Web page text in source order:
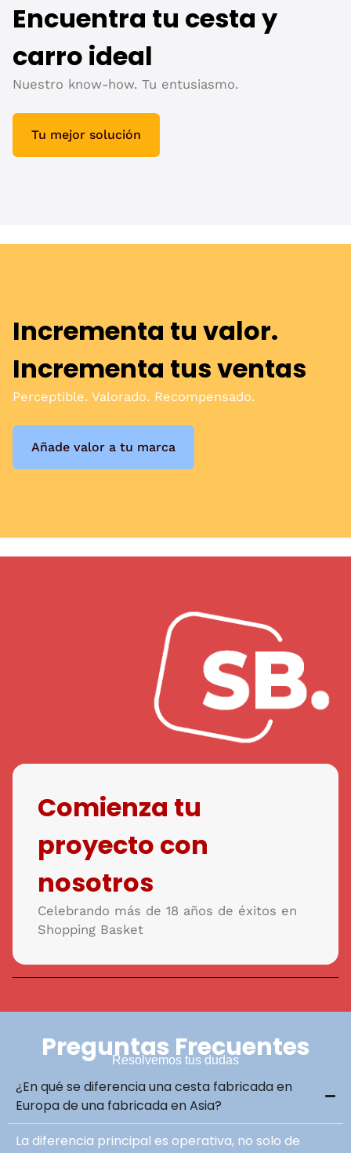
Encuentra tu cesta y
carro ideal
Nuestro know-how. Tu entusiasmo.​
Tu mejor solución
Incrementa tu valor.
Incrementa tus ventas​
Perceptible. Valorado. Recompensado.​
Añade valor a tu marca
Comienza tu
proyecto con
nosotros​
Celebrando más de 18 años de éxitos en
Shopping Basket
Preguntas Frecuentes
Resolvemos tus dudas
¿En qué se diferencia una cesta fabricada en
Europa de una fabricada en Asia?
La diferencia principal es operativa, no solo de